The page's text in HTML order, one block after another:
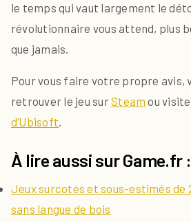
le temps qui vaut largement le
révolutionnaire vous attend, plus
que jamais.
Pour vous faire votre propre avis,
retrouver le jeu surSteam ou
d’Ubisoft.
À lire aussi sur Game.fr :
Jeux surcotés et sous-estimés de
sans langue de bois